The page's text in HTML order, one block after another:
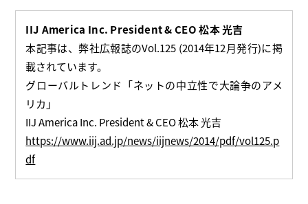
IIJ America Inc. President & CEO 松本 光吉
本記事は、弊社広報誌のVol.125 (2014年12月発行)に掲
載されています。
グローバルトレンド「ネットの中立性で大論争のアメ
リカ」
IIJ America Inc. President & CEO 松本 光吉
https://www.iij.ad.jp/news/iijnews/2014/pdf/vol125.p
df